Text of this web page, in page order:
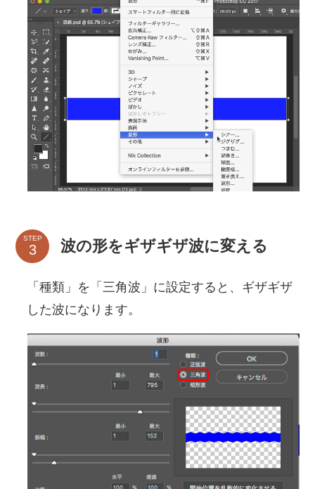
STEP 波の形をギザギザ波に変える
「種類」を「三角波」に設定すると、ギザギザ
した波になります。